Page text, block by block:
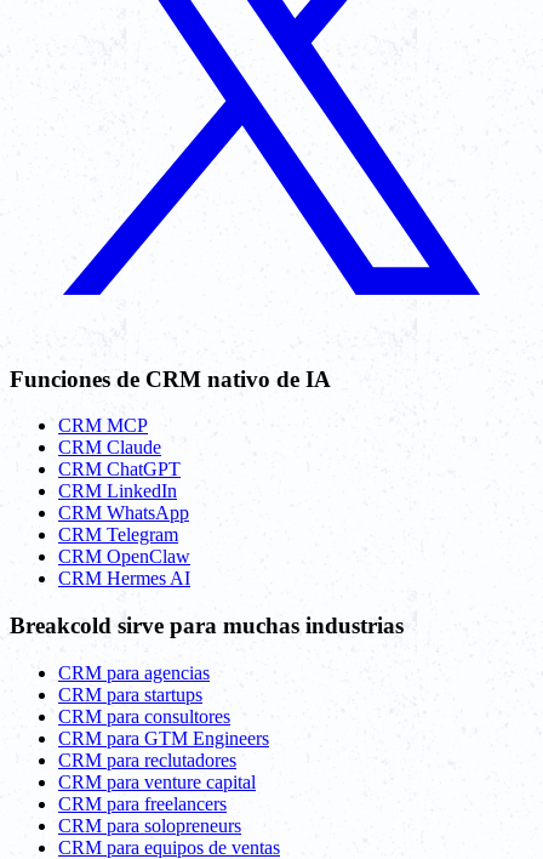
Funciones de CRM nativo de IA
CRM MCP
CRM Claude
CRM ChatGPT
CRM LinkedIn
CRM WhatsApp
CRM Telegram
CRM OpenClaw
CRM Hermes AI
Breakcold sirve para muchas industrias
CRM para agencias
CRM para startups
CRM para consultores
CRM para GTM Engineers
CRM para reclutadores
CRM para venture capital
CRM para freelancers
CRM para solopreneurs
CRM para equipos de ventas